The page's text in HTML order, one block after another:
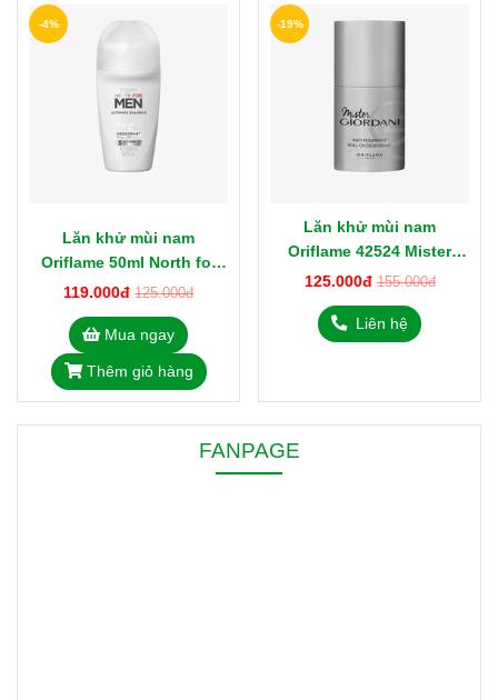
Lăn khử mùi nam
Oriflame 50ml North for
Men 43927
119.000đ 125.000đ
-4%
Mua ngay
Thêm giỏ hàng
Lăn khử mùi nam
Oriflame 42524 Mister
Giordani 50ml
125.000đ 155.000đ
-19%
Liên hệ
FANPAGE